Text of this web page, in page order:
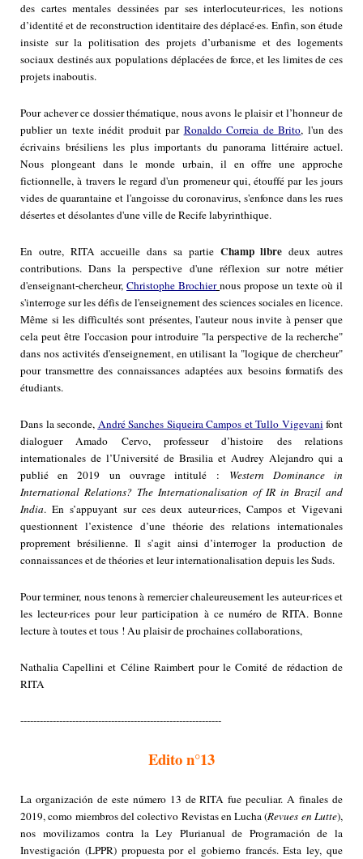
des cartes mentales dessinées par ses interlocuteur·rices, les notions
d’identité et de reconstruction identitaire des déplacé·es. Enfin, son étude
insiste sur la politisation des projets d’urbanisme et des logements
sociaux destinés aux populations déplacées de force, et les limites de ces
projets inaboutis.
Pour achever ce dossier thématique, nous avons le plaisir et l’honneur de
publier un texte inédit produit par Ronaldo Correia de Brito, l'un des
écrivains brésiliens les plus importants du panorama littéraire actuel.
Nous plongeant dans le monde urbain, il en offre une approche
fictionnelle, à travers le regard d'un promeneur qui, étouffé par les jours
vides de quarantaine et l'angoisse du coronavirus, s'enfonce dans les rues
désertes et désolantes d'une ville de Recife labyrinthique.
En outre, RITA accueille dans sa partie Champ libre deux autres
contributions. Dans la perspective d'une réflexion sur notre métier
d'enseignant-chercheur, Christophe Brochier nous propose un texte où il
s'interroge sur les défis de l'enseignement des sciences sociales en licence.
Même si les difficultés sont présentes, l'auteur nous invite à penser que
cela peut être l'occasion pour introduire "la perspective de la recherche"
dans nos activités d'enseignement, en utilisant la "logique de chercheur"
pour transmettre des connaissances adaptées aux besoins formatifs des
étudiants.
Dans la seconde, André Sanches Siqueira Campos et Tullo Vigevani font
dialoguer Amado Cervo, professeur d’histoire des relations
internationales de l’Université de Brasilia et Audrey Alejandro qui a
publié en 2019 un ouvrage intitulé : Western Dominance in
International Relations? The Internationalisation of IR in Brazil and
India. En s’appuyant sur ces deux auteur·rices, Campos et Vigevani
questionnent l’existence d’une théorie des relations internationales
proprement brésilienne. Il s’agit ainsi d’interroger la production de
connaissances et de théories et leur internationalisation depuis les Suds.
Pour terminer, nous tenons à remercier chaleureusement les auteur·rices et
les lecteur·rices pour leur participation à ce numéro de RITA. Bonne
lecture à toutes et tous ! Au plaisir de prochaines collaborations,
Nathalia Capellini et Céline Raimbert pour le Comité de rédaction de
RITA
--------------------------------------------------------------
Edito n°13
La organización de este número 13 de RITA fue peculiar. A finales de
2019, como miembros del colectivo Revistas en Lucha (Revues en Lutte),
nos movilizamos contra la Ley Plurianual de Programación de la
Investigación (LPPR) propuesta por el gobierno francés. Esta ley, que